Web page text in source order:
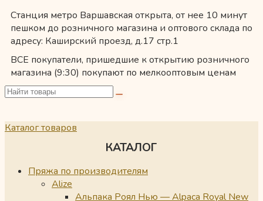
Станция метро Варшавская открыта, от нее 10 минут
пешком до розничного магазина и оптового склада по
адресу: Каширский проезд, д.17 стр.1
ВСЕ покупатели, пришедшие к открытию розничного
магазина (9:30) покупают по мелкооптовым ценам
Каталог товаров
КАТАЛОГ
Пряжа по производителям
Alize
Альпака Роял Нью — Alpaca Royal New